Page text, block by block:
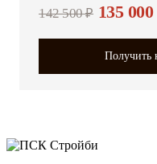
142 500 ₽ 135
Получить